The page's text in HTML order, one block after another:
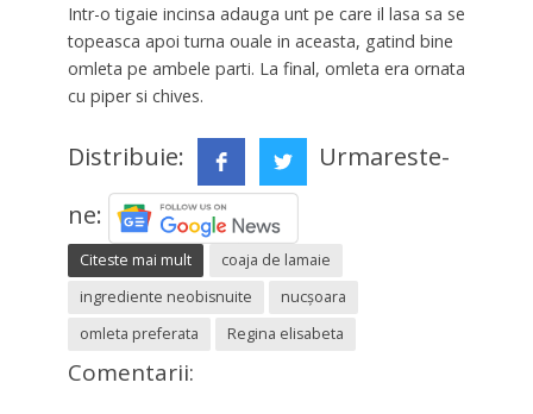
Intr-o tigaie incinsa adauga unt pe care il lasa sa se
topeasca apoi turna ouale in aceasta, gatind bine
omleta pe ambele parti. La final, omleta era ornata
cu piper si chives.
Distribuie:
Urmareste-
ne:
Citeste mai mult
coaja de lamaie
ingrediente neobisnuite
nucşoara
omleta preferata
Regina elisabeta
Comentarii: